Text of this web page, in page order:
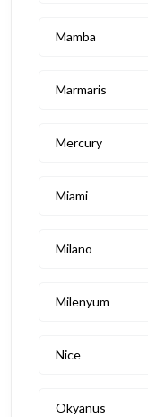
Mamba
Marmaris
Mercury
Miami
Milano
Milenyum
Nice
Okyanus